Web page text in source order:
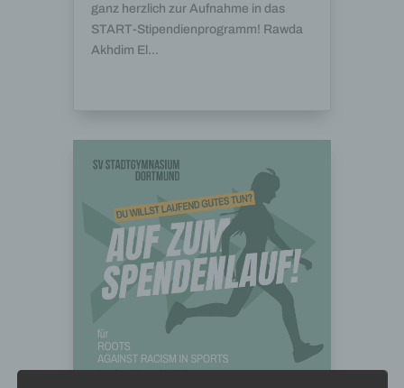
ganz herzlich zur Aufnahme in das
START-Stipendienprogramm! Rawda
Akhdim El...